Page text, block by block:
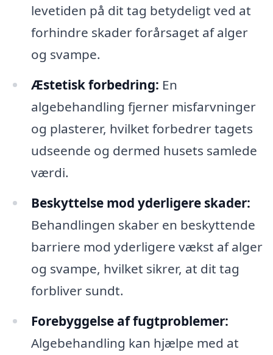
levetiden på dit tag betydeligt ved at
forhindre skader forårsaget af alger
og svampe.
Æstetisk forbedring: En
algebehandling fjerner misfarvninger
og plasterer, hvilket forbedrer tagets
udseende og dermed husets samlede
værdi.
Beskyttelse mod yderligere skader:
Behandlingen skaber en beskyttende
barriere mod yderligere vækst af alger
og svampe, hvilket sikrer, at dit tag
forbliver sundt.
Forebyggelse af fugtproblemer:
Algebehandling kan hjælpe med at